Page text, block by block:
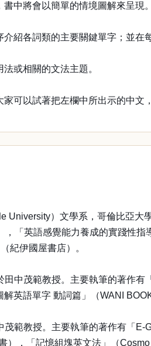
中將會以簡單的情境圖解來呈
紹各詞類的主要關鍵單字；並
或相關的文法主題。
可以試著把左欄中所出示的中
University）文學系，哥倫比亞
，「英語感覺能力養成的實踐性
紀伊國屋書店）。
中茂範教授。主要執筆的著作
英語單字 動詞篇」（WANI
範教授。主要執筆的著作有「
，「記憶組塊英文法」（Cosmo